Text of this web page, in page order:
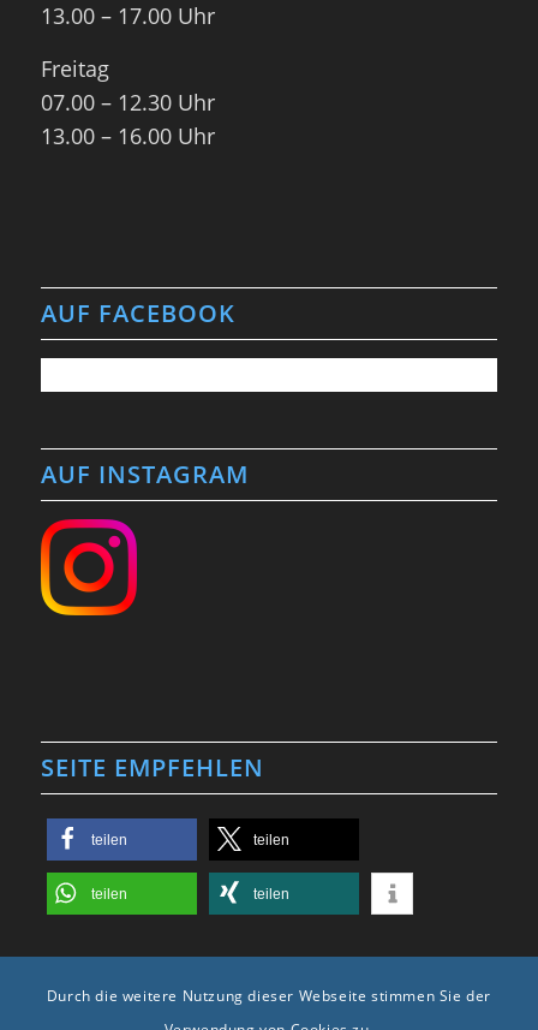
13.00 – 17.00 Uhr
Freitag
07.00 – 12.30 Uhr
13.00 – 16.00 Uhr
AUF FACEBOOK
AUF INSTAGRAM
SEITE EMPFEHLEN
teilen teilen
teilen teilen
Durch die weitere Nutzung dieser Webseite stimmen Sie der